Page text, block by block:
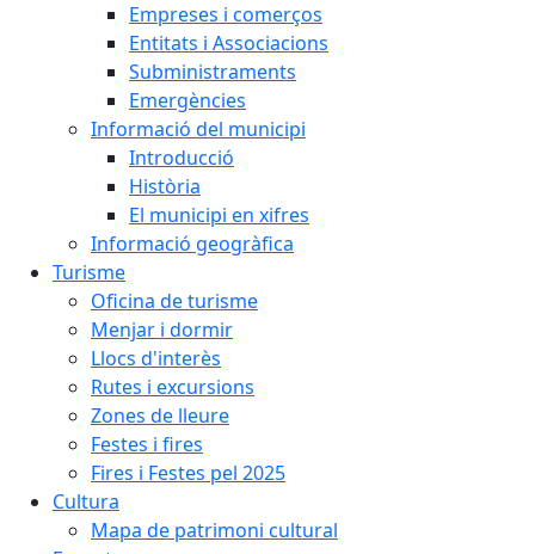
Empreses i comerços
Entitats i Associacions
Subministraments
Emergències
Informació del municipi
Introducció
Història
El municipi en xifres
Informació geogràfica
Turisme
Oficina de turisme
Menjar i dormir
Llocs d'interès
Rutes i excursions
Zones de lleure
Festes i fires
Fires i Festes pel 2025
Cultura
Mapa de patrimoni cultural